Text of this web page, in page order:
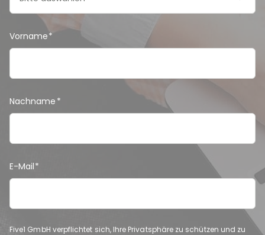
Vorname*
Nachname *
E-Mail*
Five1 GmbH verpflichtet sich, Ihre Privatsphäre zu schützen und zu